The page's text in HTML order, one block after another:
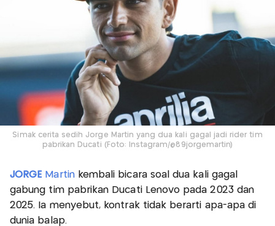
Simak cerita sedih Jorge Martin yang dua kali gagal jadi rider tim
pabrikan Ducati (Foto: Instagram/@89jorgemartin)
JORGE Martin kembali bicara soal dua kali gagal
gabung tim pabrikan Ducati Lenovo pada 2023 dan
2025. Ia menyebut, kontrak tidak berarti apa-apa di
dunia balap.